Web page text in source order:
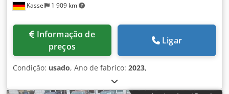
Kassel 1 909 km
preços
Ligar
Condição: usado, Ano de fabrico: 2023,